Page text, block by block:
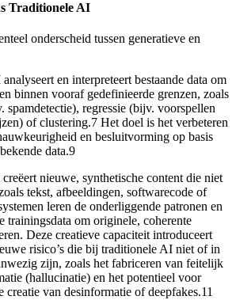
Traditionele AI
onderscheid tussen generatieve en
analyseert en interpreteert bestaande data om
binnen vooraf gedefinieerde grenzen, zoals
spamdetectie), regressie (bijv. voorspellen
of clustering.7 Het doel is het verbeteren
en besluitvorming op basis
data.9
creëert nieuwe, synthetische content die niet
tekst, afbeeldingen, softwarecode of
leren de onderliggende patronen en
trainingsdata om originele, coherente
Deze creatieve capaciteit introduceert
risico’s die bij traditionele AI niet of in
zijn, zoals het fabriceren van feitelijk
(hallucinatie) en het potentieel voor
creatie van desinformatie of deepfakes.11